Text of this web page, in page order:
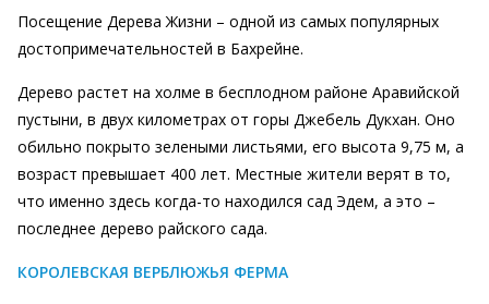
Посещение Дерева Жизни – одной из самых популярных
достопримечательностей в Бахрейне.
Дерево растет на холме в бесплодном районе Аравийской
пустыни, в двух километрах от горы Джебель Дукхан. Оно
обильно покрыто зелеными листьями, его высота 9,75 м, а
возраст превышает 400 лет. Местные жители верят в то,
что именно здесь когда-то находился сад Эдем, а это –
последнее дерево райского сада.
КОРОЛЕВСКАЯ ВЕРБЛЮЖЬЯ ФЕРМА